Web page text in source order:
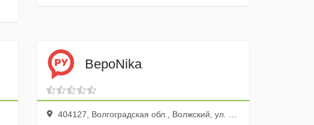
ВероNika
404127, Волгоградская обл., Волжский, ул. Александрова, 39